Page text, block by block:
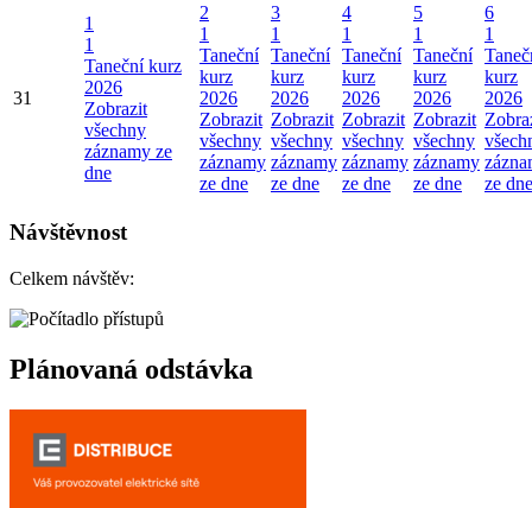
31
1
1
Taneční kurz
2026
Zobrazit
všechny
záznamy ze
dne
2
1
Taneční
kurz
2026
Zobrazit
všechny
záznamy
ze dne
3
1
Taneční
kurz
2026
Zobrazit
všechny
záznamy
ze dne
4
1
Taneční
kurz
2026
Zobrazit
všechny
záznamy
ze dne
5
1
Taneční
kurz
2026
Zobrazit
všechny
záznamy
ze dne
6
1
kurz
2026
ze dne
Návštěvnost
Celkem návštěv:
Plánovaná odstávka